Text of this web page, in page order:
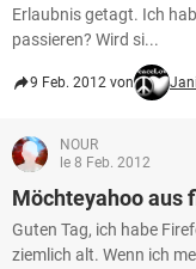
Erlaubnis getagt. Ich
passieren? Wird si...
9 Feb. 2012 von
NOUR
le 8 Feb. 2012
Möchteyahoo aus
Guten Tag, ich habe
ziemlich alt. Wenn ich